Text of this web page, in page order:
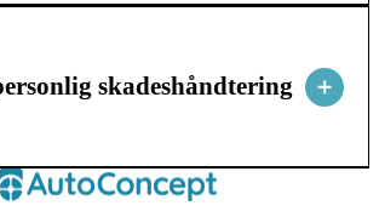
skadeshåndtering